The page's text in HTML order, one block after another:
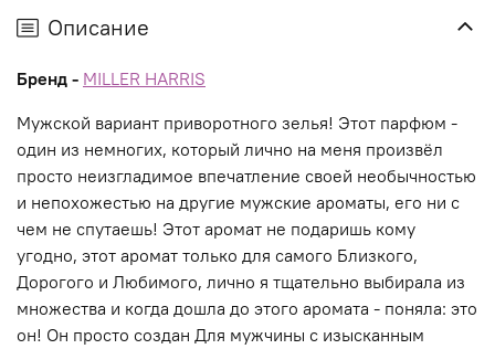
Описание
Бренд - MILLER HARRIS
Мужской вариант приворотного зелья! Этот парфюм -
один из немногих, который лично на меня произвёл
просто неизгладимое впечатление своей необычностью
и непохожестью на другие мужские ароматы, его ни с
чем не спутаешь! Этот аромат не подаришь кому
угодно, этот аромат только для самого Близкого,
Дорогого и Любимого, лично я тщательно выбирала из
множества и когда дошла до этого аромата - поняла: это
он! Он просто создан Для мужчины с изысканным